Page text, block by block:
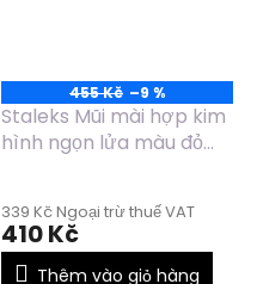
455 Kč –9 %
Staleks Mũi mài hợp kim
hình ngọn lửa màu đỏ
339 Kč Ngoại trừ thuế VAT
410 Kč
Thêm vào giỏ hàng